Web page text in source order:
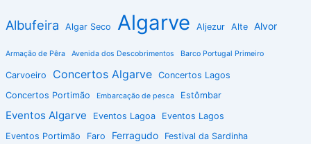
Albufeira Algar Seco Algarve Aljezur Alte Alvor
Armação de Pêra Avenida dos Descobrimentos Barco Portugal Primeiro
Carvoeiro Concertos Algarve
Concertos Lagos
Concertos Portimão
Embarcação de pesca Estômbar
Eventos Algarve Eventos Lagoa
Eventos Lagos
Eventos Portimão
Faro Ferragudo Festival da Sardinha